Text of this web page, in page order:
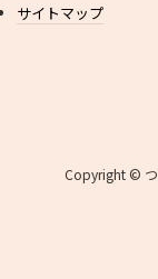
サイトマップ
Copyright © つ